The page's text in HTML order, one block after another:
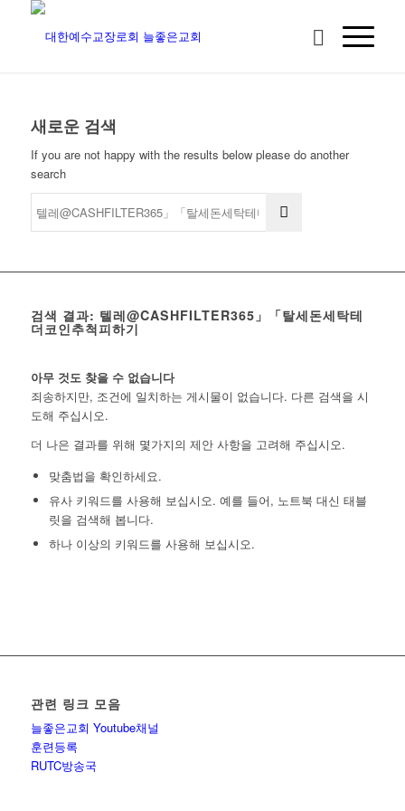
새로운 검색
If you are not happy with the results below please do another
search
검색 결과: 텔레@CASHFILTER365」「탈세돈세탁테
더코인추척피하기
아무 것도 찾을 수 없습니다
죄송하지만, 조건에 일치하는 게시물이 없습니다. 다른 검색을 시
도해 주십시오.
더 나은 결과를 위해 몇가지의 제안 사항을 고려해 주십시오.
맞춤법을 확인하세요.
유사 키워드를 사용해 보십시오. 예를 들어, 노트북 대신 태블
릿을 검색해 봅니다.
하나 이상의 키워드를 사용해 보십시오.
관련 링크 모음
늘좋은교회 Youtube채널
훈련등록
RUTC방송국